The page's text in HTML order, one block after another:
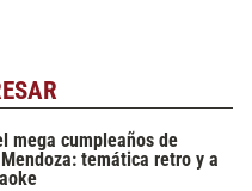
mega cumpleaños de
temática retro y a